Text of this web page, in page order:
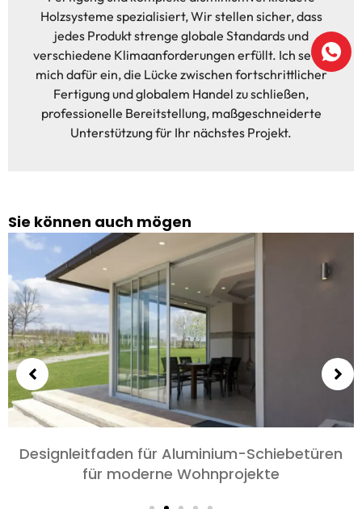
Holzsysteme spezialisiert, Wir stellen sicher, dass
jedes Produkt strenge globale Standards und
verschiedene Klimaanforderungen erfüllt. Ich setze
mich dafür ein, die Lücke zwischen fortschrittlicher
Fertigung und globalem Handel zu schließen,
professionelle Bereitstellung, maßgeschneiderte
Unterstützung für Ihr nächstes Projekt.
Sie können auch mögen
Wählen Sie Aluminiumtüren für Schlafzimmer
und Wohnzimmer: Komfort, Stil, und